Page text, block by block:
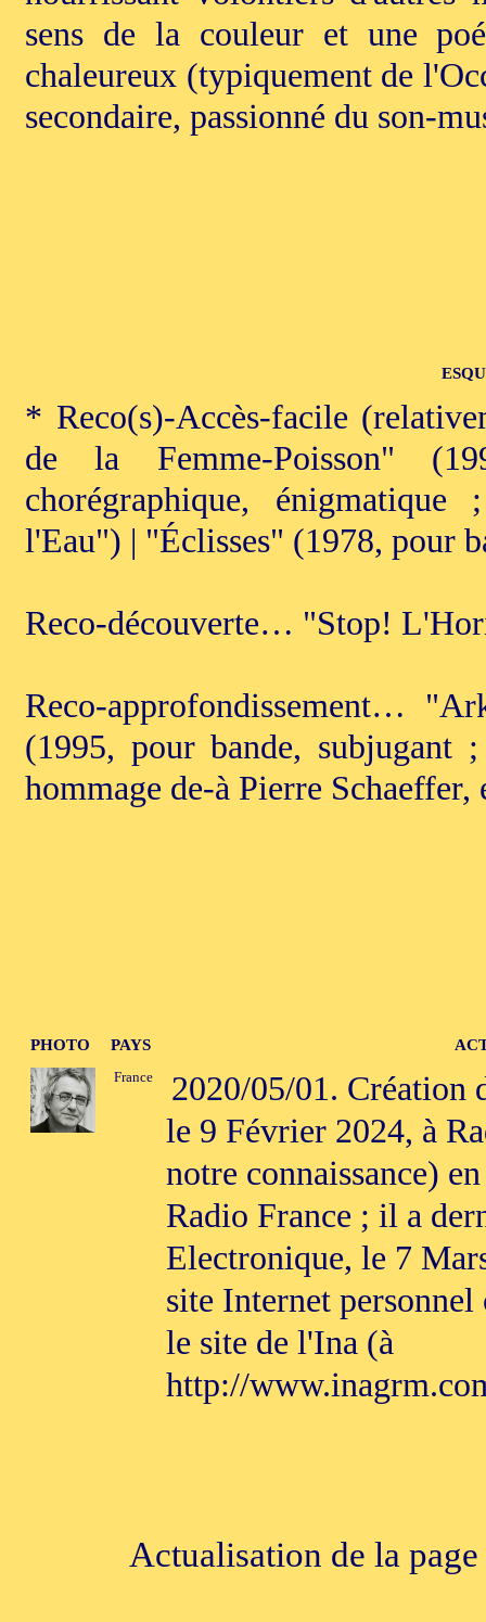
sens de la couleur et une
chaleureux (typiquement de
secondaire, passionné du son-
* Reco(s)-Accès-facile
de la Femme-Poisson"
chorégraphique,
l'Eau") | "Éclisses" (1978, pour
Reco-découverte… "Stop!
Reco-approfondissement…
(1995, pour bande, subjugant
hommage de-à Pierre Schaeffer,
PHOTO PAYS
France
2020/05/01. Création
le 9 Février 2024, à
notre connaissance)
Radio France ; il a
Electronique, le 7
site Internet
le site de l'Ina (à
http://
Actualisation de la